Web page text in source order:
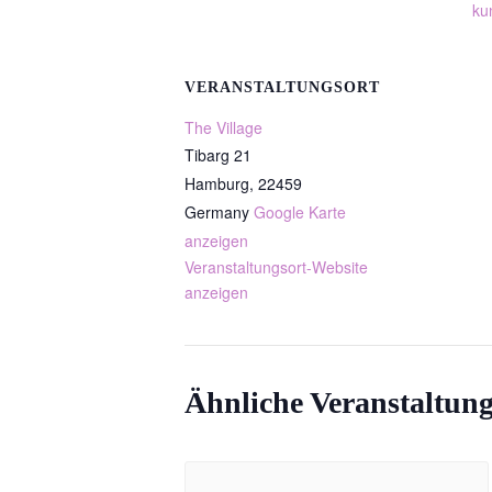
VERANSTALTUNGSORT
The Village
Tibarg 21
Hamburg, 22459
Germany Google Karte
anzeigen
Veranstaltungsort-Website
anzeigen
Ähnliche